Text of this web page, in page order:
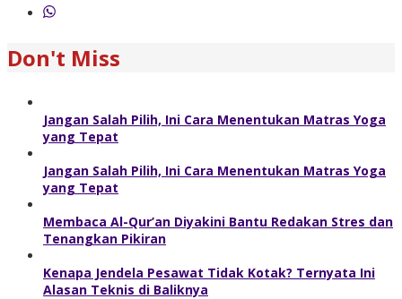
Don't Miss
Jangan Salah Pilih, Ini Cara Menentukan Matras Yoga
yang Tepat
Jangan Salah Pilih, Ini Cara Menentukan Matras Yoga
yang Tepat
Membaca Al-Qur’an Diyakini Bantu Redakan Stres dan
Tenangkan Pikiran
Kenapa Jendela Pesawat Tidak Kotak? Ternyata Ini
Alasan Teknis di Baliknya